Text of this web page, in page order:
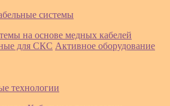
системы
на основе медных кабелей
для СКС Активное оборудование
технологии